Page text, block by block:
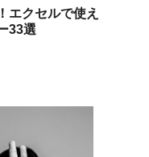
エクセルで使え
33選